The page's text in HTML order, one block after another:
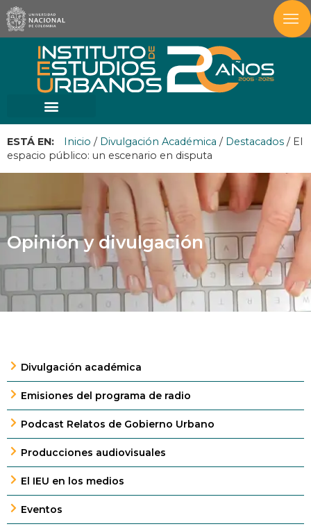
ESTÁ EN: Inicio / Divulgación Académica / Destacados / El
espacio público: un escenario en disputa
Opinión y divulgación
Divulgación académica
Emisiones del programa de radio
Podcast Relatos de Gobierno Urbano
Producciones audiovisuales
El IEU en los medios
Eventos